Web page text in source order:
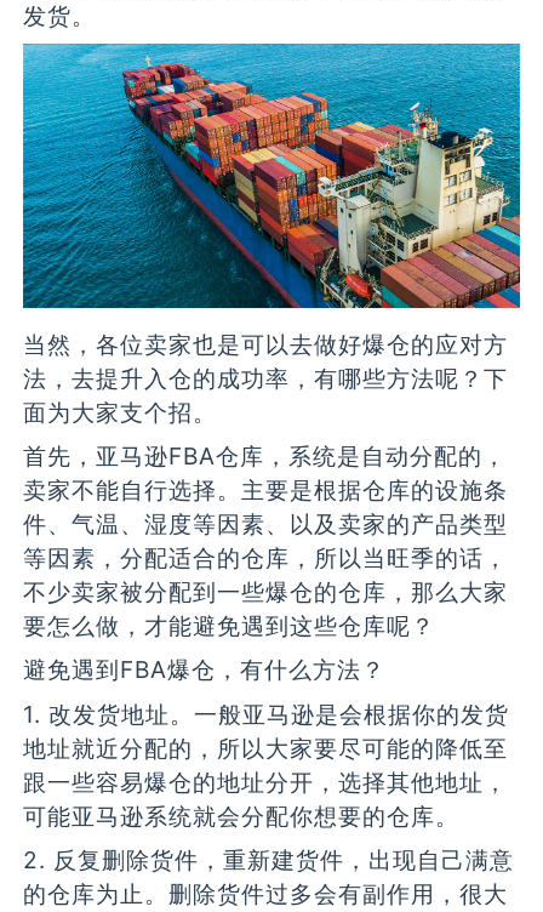
发货。
当然，各位卖家也是可以去做好爆仓的应对方
法，去提升入仓的成功率，有哪些方法呢？下
面为大家支个招。
首先，亚马逊FBA仓库，系统是自动分配的，
卖家不能自行选择。主要是根据仓库的设施条
件、气温、湿度等因素、以及卖家的产品类型
等因素，分配适合的仓库，所以当旺季的话，
不少卖家被分配到一些爆仓的仓库，那么大家
要怎么做，才能避免遇到这些仓库呢？
避免遇到FBA爆仓，有什么方法？
1. 改发货地址。一般亚马逊是会根据你的发货
地址就近分配的，所以大家要尽可能的降低至
跟一些容易爆仓的地址分开，选择其他地址，
可能亚马逊系统就会分配你想要的仓库。
2. 反复删除货件，重新建货件，出现自己满意
的仓库为止。删除货件过多会有副作用，很大